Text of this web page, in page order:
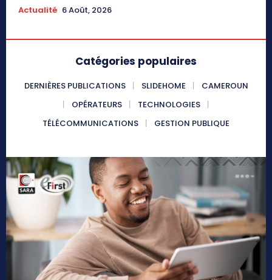
Actualité 6 Août, 2026
Catégories populaires
DERNIÈRES PUBLICATIONS SLIDEHOME
CAMEROUN
OPÉRATEURS
TECHNOLOGIES
TÉLÉCOMMUNICATIONS
GESTION PUBLIQUE